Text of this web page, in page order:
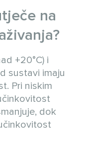
na
+20°C) i
sustavi imaju
Pri niskim
dok